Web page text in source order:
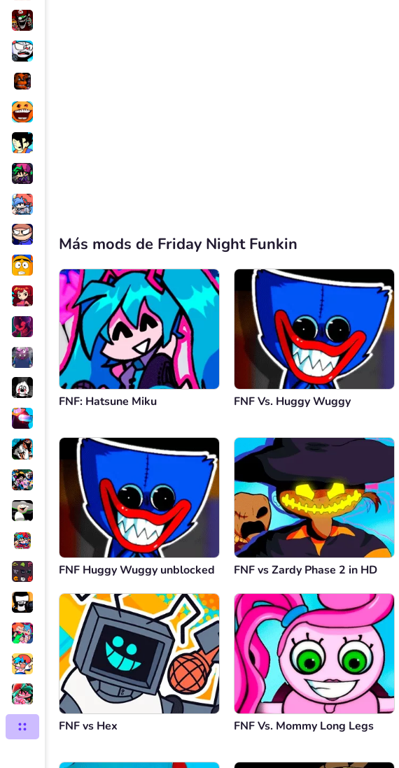
Más mods de Friday Night Funkin
FNF: Hatsune Miku FNF Vs. Huggy Wuggy
FNF Huggy Wuggy unblocked FNF vs Zardy Phase 2 in HD
FNF vs Hex FNF Vs. Mommy Long Legs